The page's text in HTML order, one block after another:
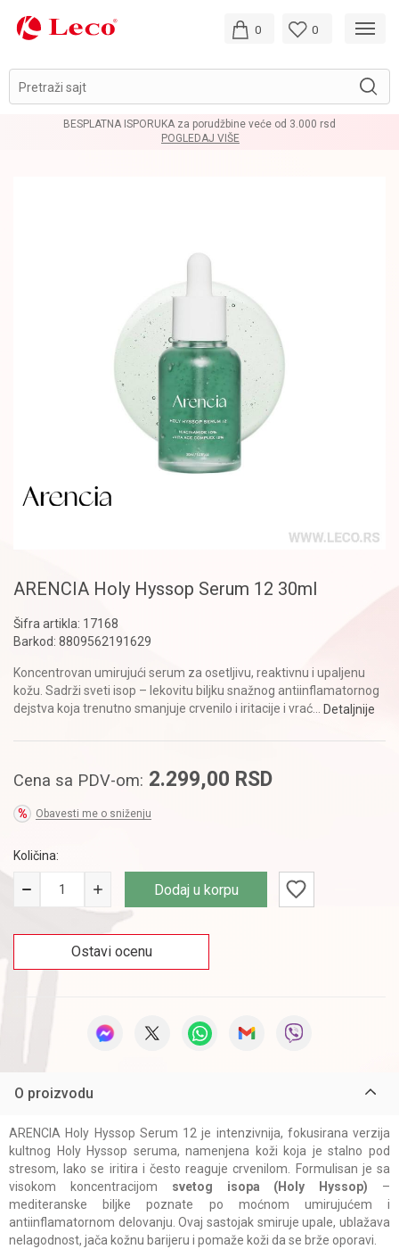
Pretraži sajt
0 0
BESPLATNA ISPORUKA za porudžbine veće od 3.000 rsd
POGLEDAJ VIŠE
ARENCIA Holy Hyssop Serum 12 30ml
Šifra artikla: 17168
Barkod: 8809562191629
Koncentrovan umirujući serum za osetljivu, reaktivnu i upaljenu
kožu. Sadrži sveti isop – lekovitu biljku snažnog antiinflamatornog
dejstva koja trenutno smanjuje crvenilo i iritacije i vrać
Detaljnije
Cena sa PDV-om: 2.299,00 RSD
Obavesti me o sniženju
Količina:
Dodaj u korpu
Ostavi ocenu
O proizvodu
ARENCIA Holy Hyssop Serum 12 je intenzivnija, fokusirana verzija
kultnog Holy Hyssop seruma, namenjena koži koja je stalno pod
stresom, lako se iritira i često reaguje crvenilom. Formulisan je sa
visokom koncentracijom svetog isopa (Holy Hyssop) –
mediteranske biljke poznate po moćnom umirujućem i
antiinflamatornom delovanju. Ovaj sastojak smiruje upale, ublažava
nelagodnost, jača kožnu barijeru i pomaže koži da se brže oporavi.